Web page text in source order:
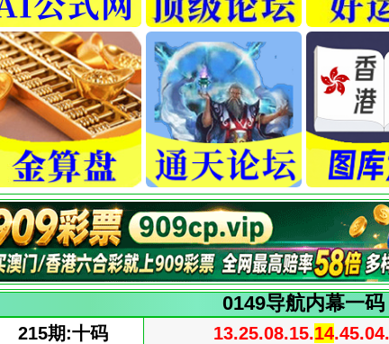
0149导航内幕一码
215期:十码 13.25.08.15.14